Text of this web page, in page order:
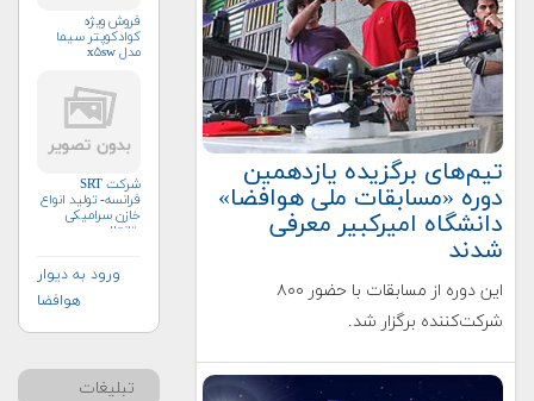
تیم‌های برگزیده یازدهمین
دوره «مسابقات ملی هوافضا»
دانشگاه امیرکبیر معرفی
شدند
این دوره از مسابقات با حضور ۸۰۰
شرکت‌کننده برگزار شد.
فروش ویژه
کوادکوپتر سیما
مدل x۵sw
شرکت SRT
فرانسه- تولید انواع
خازن سرامیکی
وتانتال
ورود به دیوار
هوافضا
تبلیغات